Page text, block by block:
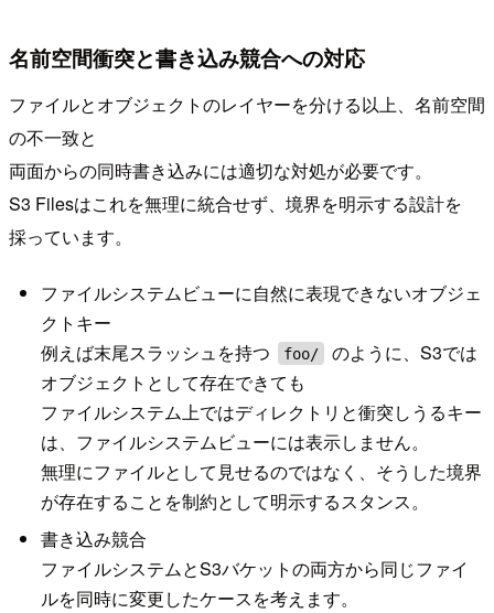
名前空間衝突と書き込み競合への対応
ファイルとオブジェクトのレイヤーを分ける以上、名前空間
の不一致と
両面からの同時書き込みには適切な対処が必要です。
S3 Filesはこれを無理に統合せず、境界を明示する設計を
採っています。
ファイルシステムビューに自然に表現できないオブジェ
クトキー
例えば末尾スラッシュを持つ
foo/
のように、S3では
オブジェクトとして存在できても
ファイルシステム上ではディレクトリと衝突しうるキー
は、ファイルシステムビューには表示しません。
無理にファイルとして見せるのではなく、そうした境界
が存在することを制約として明示するスタンス。
書き込み競合
ファイルシステムとS3バケットの両方から同じファイ
ルを同時に変更したケースを考えます。